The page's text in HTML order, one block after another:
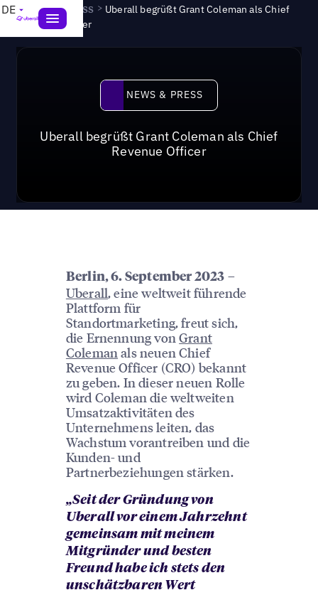
DE News & Press > Uberall begrüßt Grant Coleman als Chief
Revenue Officer
News & Press
NEWS & PRESS
Uberall begrüßt Grant Coleman als Chief
Revenue Officer
Berlin, 6. September 2023 –
Uberall, eine weltweit führende
Plattform für
Standortmarketing, freut sich,
die Ernennung vonGrant
Coleman als neuen Chief
Revenue Officer (CRO) bekannt
zu geben. In dieser neuen Rolle
wird Coleman die weltweiten
Umsatzaktivitäten des
Unternehmens leiten, das
Wachstum vorantreiben und die
Kunden- und
Partnerbeziehungen stärken.
„Seit der Gründung von
Uberall vor einem Jahrzehnt
gemeinsam mit meinem
Mitgründer und besten
Freund habe ich stets den
unschätzbaren Wert